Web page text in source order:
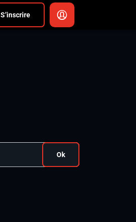
S’inscrire
Ok